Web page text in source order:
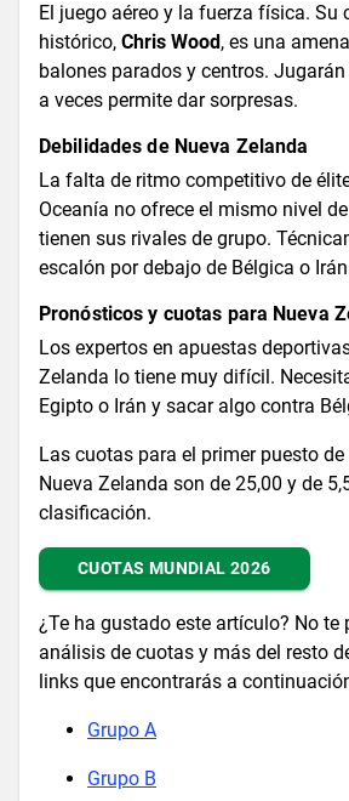
El juego aéreo y la fuerza física. Su
histórico, Chris Wood , es una
balones parados y centros.
a veces permite dar sorpresas.
Debilidades de Nueva Zelanda
La falta de ritmo competitivo de
Oceanía no ofrece el mismo nivel
tienen sus rivales de grupo.
escalón por debajo de Bélgica o
Pronósticos y cuotas para Nueva
Los expertos en apuestas
Zelanda lo tiene muy difícil.
Egipto o Irán y sacar algo contra
Las cuotas para el primer puesto
Nueva Zelanda son de 25,00 y de
clasificación.
CUOTAS MUNDIAL 2026
¿Te ha gustado este artículo? No te
análisis de cuotas y más del resto
links que encontrarás a
Grupo A
Grupo B